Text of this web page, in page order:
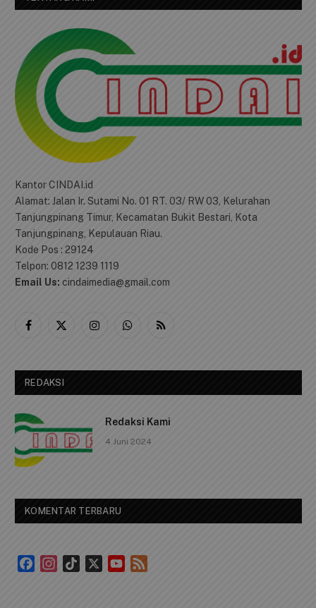
Kantor CINDAI.id
Alamat: Jalan Ir. Sutami No. 01 RT. 03/ RW 03, Kelurahan
Tanjungpinang Timur, Kecamatan Bukit Bestari, Kota
Tanjungpinang, Kepulauan Riau.
Kode Pos : 29124
Telpon: 0812 1239 1119
Email Us: cindaimedia@gmail.com
Facebook
X
InstagramWhatsApp
RSS
REDAKSI
Redaksi Kami
4 Juni 2024
KOMENTAR TERBARU
FacebookInstagram
TikTok
YouTube